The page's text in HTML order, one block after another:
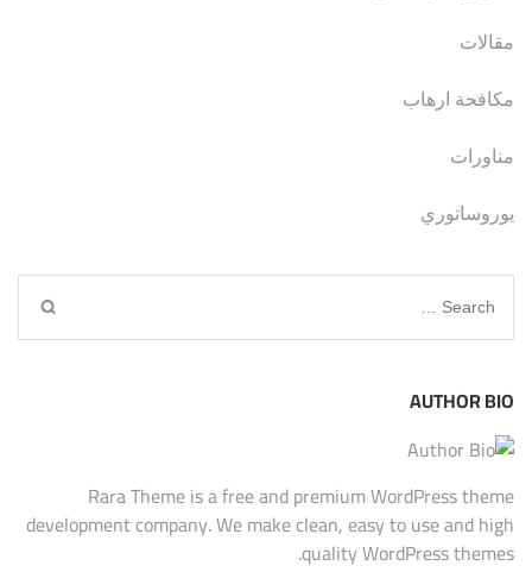
مقالات
مكافحة ارهاب
مناورات
يوروساتوري
Search
for:
AUTHOR BIO
Rara Theme is a free and premium WordPress theme
development company. We make clean, easy to use and high
quality WordPress themes.